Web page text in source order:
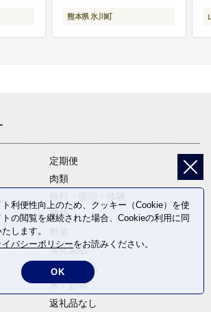
熊本県 氷川町
定期便
肉類
麺類
電化製品
卵・乳製品
米・穀物
返礼品なし
利便性向上のため、クッキー（Cookie）を使
の閲覧を継続された場合、Cookieの利用に同
します。
イバシーポリシーをお読みください。
OK